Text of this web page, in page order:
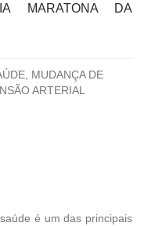
MARATONA DA
MUDANÇA DE
ARTERIAL
é um das principais